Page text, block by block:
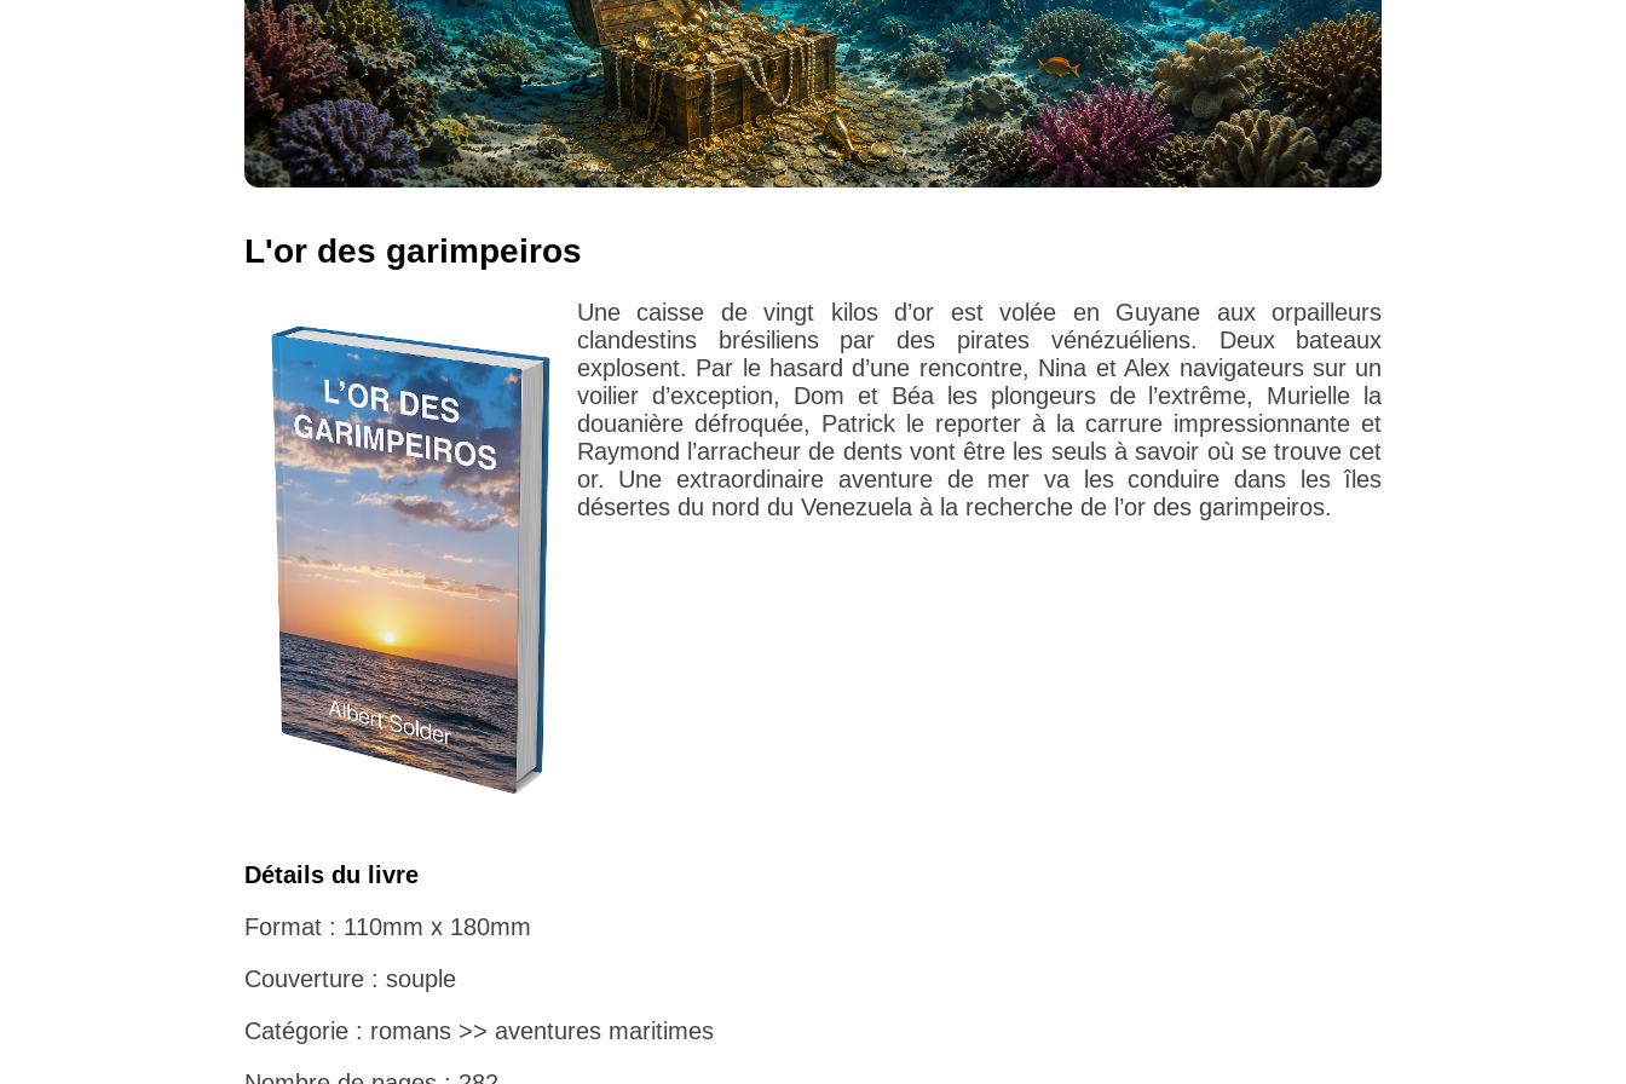
L'or des garimpeiros
Une caisse de vingt kilos d’or est volée en Guyane aux orpailleurs
clandestins brésiliens par des pirates vénézuéliens. Deux bateaux
explosent. Par le hasard d’une rencontre, Nina et Alex navigateurs sur un
voilier d’exception, Dom et Béa les plongeurs de l’extrême, Murielle la
douanière défroquée, Patrick le reporter à la carrure impressionnante et
Raymond l’arracheur de dents vont être les seuls à savoir où se trouve cet
or. Une extraordinaire aventure de mer va les conduire dans les îles
désertes du nord du Venezuela à la recherche de l’or des garimpeiros.
Détails du livre
Format : 110mm x 180mm
Couverture : souple
Catégorie : romans >> aventures maritimes